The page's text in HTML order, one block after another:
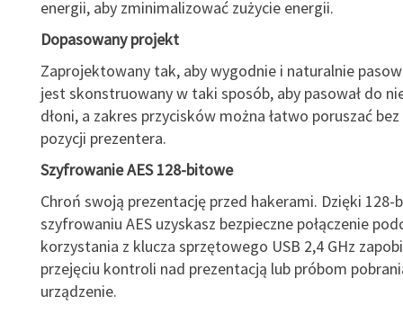
energii, aby zminimalizować zużycie energii.
Dopasowany projekt
Zaprojektowany tak, aby wygodnie i naturalnie
jest skonstruowany w taki sposób, aby pasował do
dłoni, a zakres przycisków można łatwo poruszać
pozycji prezentera.
Szyfrowanie AES 128-bitowe
Chroń swoją prezentację przed hakerami. Dzięki
szyfrowaniu AES uzyskasz bezpieczne połączenie
korzystania z klucza sprzętowego USB 2,4 GHz
przejęciu kontroli nad prezentacją lub próbom
urządzenie.